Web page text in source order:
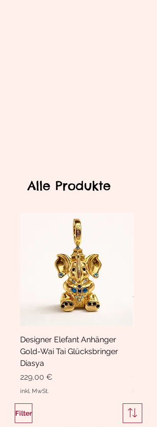
Alle Produkte
Designer Elefant Anhänger
Gold-Wai Tai Glücksbringer
Diasya
Preis
229,00 €
inkl. MwSt.
Preis
189,00
Filter